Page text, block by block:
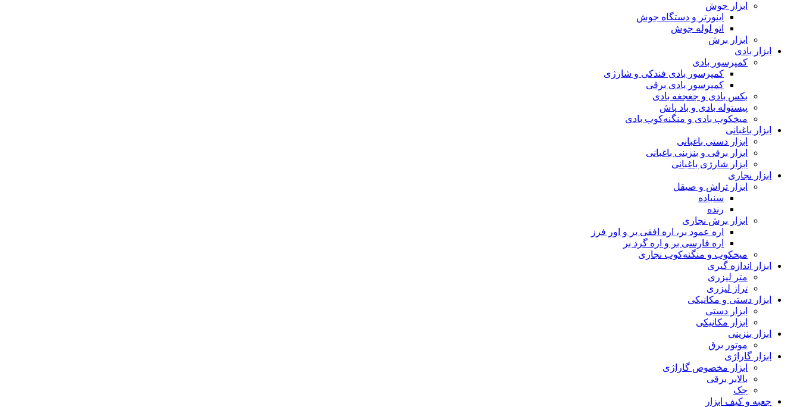
ابزار جوش
اینورتر و دستگاه جوش
اتو لوله جوش
ابزار برش
ابزار بادی
کمپرسور بادی
کمپرسور بادی فندکی و شارژی
کمپرسور بادی برقی
بکس بادی و جغجغه بادی
پیستوله بادی و باد پاش
میخکوب بادی و منگنه‌کوب بادی
ابزار باغبانی
ابزار دستی باغبانی
ابزار برقی و بنزینی باغبانی
ابزار شارژی باغبانی
ابزار نجاری
ابزار تراش و صیقل
سنباده
رنده
ابزار برش نجاری
اره عمود بر، اره افقی بر و اور فرز
اره فارسی بر و اره گرد بر
میخکوب و منگنه‌کوب نجاری
ابزار اندازه گیری
متر لیزری
تراز لیزری
ابزار دستی و مکانیکی
ابزار دستی
ابزار مکانیکی
ابزار بنزینی
موتور برق
ابزار گاراژی
ابزار مخصوص گاراژی
بالابر برقی
جک
جعبه و کیف ابزار